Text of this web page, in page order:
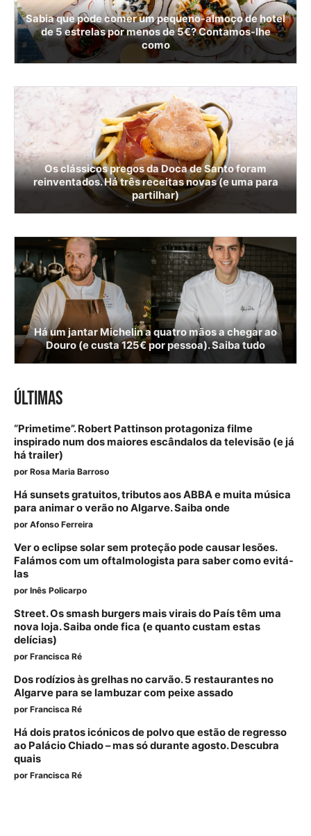
Sabia que pode comer um pequeno-almoço de hotel
de 5 estrelas por menos de 5€? Contamos-lhe
como
Os clássicos pregos da Doca de Santo foram
reinventados. Há três receitas novas (e uma para
partilhar)
Há um jantar Michelin a quatro mãos a chegar ao
Douro (e custa 125€ por pessoa). Saiba tudo
ÚLTIMAS
“Primetime”. Robert Pattinson protagoniza filme
inspirado num dos maiores escândalos da televisão (e já
há trailer)
por Rosa Maria Barroso
Há sunsets gratuitos, tributos aos ABBA e muita música
para animar o verão no Algarve. Saiba onde
por Afonso Ferreira
Ver o eclipse solar sem proteção pode causar lesões.
Falámos com um oftalmologista para saber como evitá-
las
por Inês Policarpo
Street. Os smash burgers mais virais do País têm uma
nova loja. Saiba onde fica (e quanto custam estas
delícias)
por Francisca Ré
Dos rodízios às grelhas no carvão. 5 restaurantes no
Algarve para se lambuzar com peixe assado
por Francisca Ré
Há dois pratos icónicos de polvo que estão de regresso
ao Palácio Chiado – mas só durante agosto. Descubra
quais
por Francisca Ré